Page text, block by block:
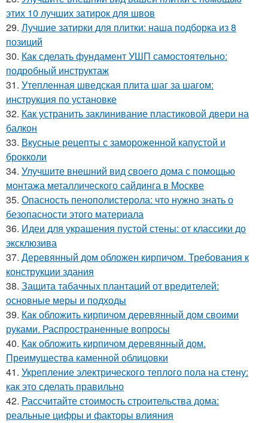
этих 10 лучших затирок для швов
29. Лучшие затирки для плитки: наша подборка из 8
позиций
30. Как сделать фундамент УШП самостоятельно:
подробный инструктаж
31. Утепленная шведская плита шаг за шагом:
инструкция по установке
32. Как устранить заклинивание пластиковой двери на
балкон
33. Вкусные рецепты с замороженной капустой и
брокколи
34. Улучшите внешний вид своего дома с помощью
монтажа металлического сайдинга в Москве
35. Опасность пенополистерола: что нужно знать о
безопасности этого материала
36. Идеи для украшения пустой стены: от классики до
эксклюзива
37. Деревянный дом обложен кирпичом. Требования к
конструкции здания
38. Защита табачных плантаций от вредителей:
основные меры и подходы
39. Как обложить кирпичом деревянный дом своими
руками. Распространенные вопросы
40. Как обложить кирпичом деревянный дом.
Преимущества каменной облицовки
41. Укрепление электрического теплого пола на стену:
как это сделать правильно
42. Рассчитайте стоимость строительства дома:
реальные цифры и факторы влияния